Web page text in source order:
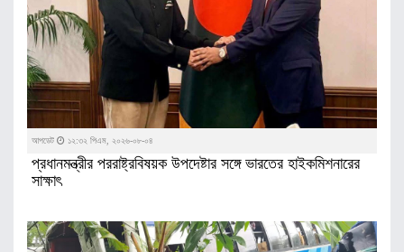
আপডেট ১২:৩২ পিএম, ২০২৬-০৮-০৪
প্রধানমন্ত্রীর পররাষ্ট্রবিষয়ক উপদেষ্টার সঙ্গে ভারতের হাইকমিশনারের
সাক্ষাৎ